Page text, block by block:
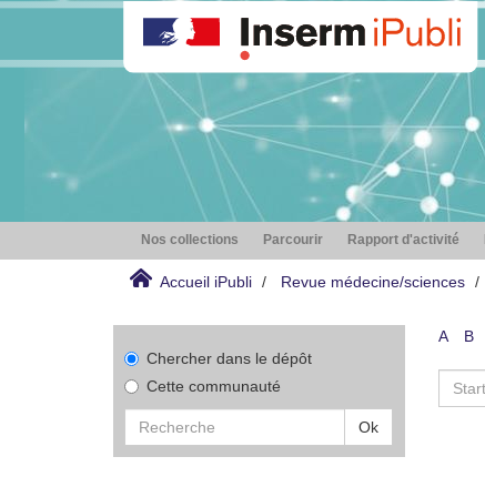
Nos collections Parcourir Rapport d'activité
Accueil iPubli Revue médecine/sciences
Chercher dans le dépôt
Cette communauté
Ok
A B